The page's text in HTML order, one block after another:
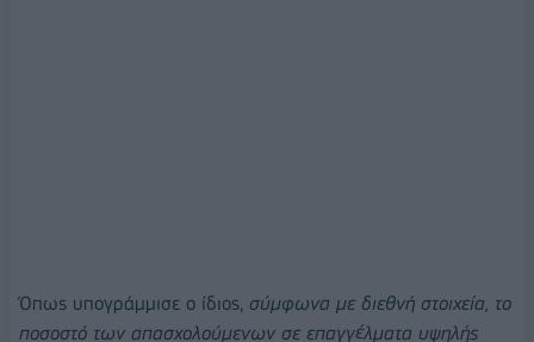
Όπως υπογράμμισε ο ίδιος, σύμφωνα με διεθνή στοιχεία, το
ποσοστό των απασχολούμενων σε επαγγέλματα υψηλής